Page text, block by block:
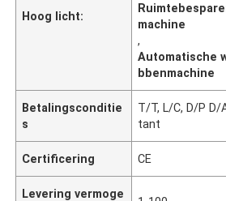
Hoog licht:
machine
,
Automatische
bbenmachine
Betalingsconditie
s
T/T, L/C, D/P D/
tant
Certificering CE
Levering vermoge